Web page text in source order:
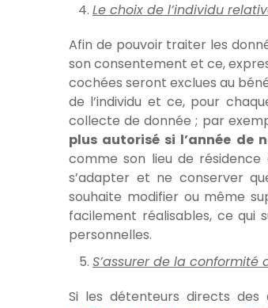
Le choix de l’individu
Afin de pouvoir traiter les
son consentement et ce,
cochées seront exclues au
de l’individu et ce, pour
collecte de donnée ; par
plus autorisé si l’année
comme son lieu de résidence
s’adapter et ne conserver
souhaite modifier ou même
facilement réalisables, ce qui
personnelles.
S’assurer de la
Si les détenteurs directs des